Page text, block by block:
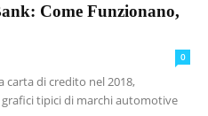
Come Funzionano,
0
carta di credito nel 2018,
tipici di marchi automotive